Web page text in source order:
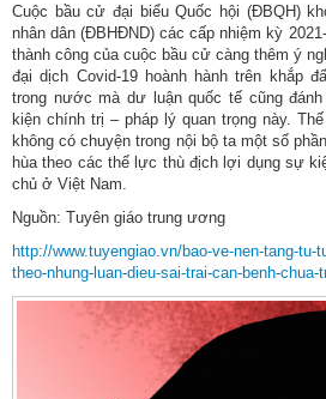
Cuộc bầu cử đại biểu Quốc hội (ĐBQH)
nhân dân (ĐBHĐND) các cấp nhiệm kỳ
thành công của cuộc bầu cử càng thêm ý
đại dịch Covid-19 hoành hành trên khắp
trong nước mà dư luận quốc tế cũng
kiện chính trị – pháp lý quan trọng này.
không có chuyện trong nội bộ ta một số
hùa theo các thế lực thù địch lợi dụng sự
chủ ở Việt Nam.
Nguồn: Tuyên giáo trung ương
http://www.tuyengiao.vn/bao-ve-nen-tang-tu-
theo-nhung-luan-dieu-sai-trai-can-benh-chua-